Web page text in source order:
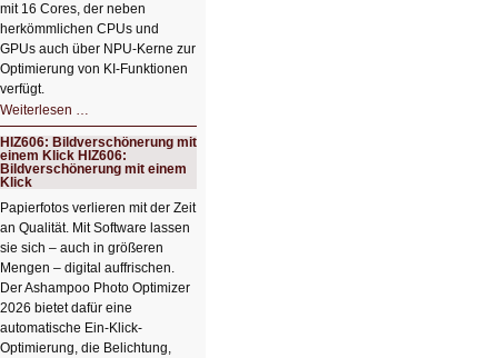
mit 16 Cores, der neben
herkömmlichen CPUs und
GPUs auch über NPU-Kerne zur
Optimierung von KI-Funktionen
verfügt.
Weiterlesen …
Schicker
kompakter
Rechenturbo
HIZ606: Bildverschönerung mit
einem Klick HIZ606:
Bildverschönerung mit einem
Klick
Papierfotos verlieren mit der Zeit
an Qualität. Mit Software lassen
sie sich – auch in größeren
Mengen – digital auffrischen.
Der Ashampoo Photo Optimizer
2026 bietet dafür eine
automatische Ein-Klick-
Optimierung, die Belichtung,